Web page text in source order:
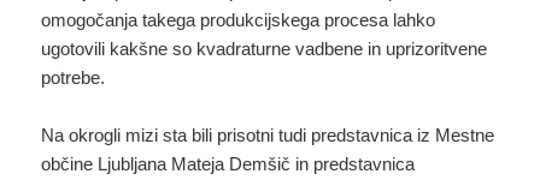
omogočanja takega produkcijskega procesa lahko
ugotovili kakšne so kvadraturne vadbene in uprizoritvene
potrebe.
Na okrogli mizi sta bili prisotni tudi predstavnica iz Mestne
občine Ljubljana Mateja Demšič in predstavnica